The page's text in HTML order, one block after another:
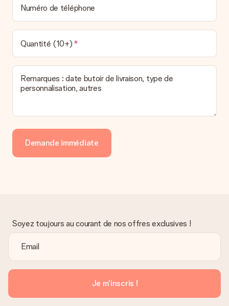
Numéro de téléphone
Quantité (10+)
Remarques : date butoir de livraison, type de
personnalisation, autres
Demande immédiate
Soyez toujours au courant de nos offres exclusives !
Je m'inscris !